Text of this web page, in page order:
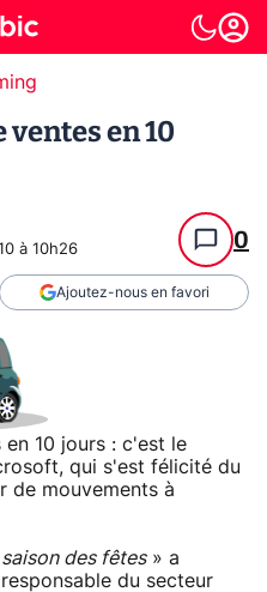
en 10
à 10h26 0
Ajoutez-nous en favori
10 jours : c'est le
qui s'est félicité du
de mouvements à
des fêtes» a
du secteur